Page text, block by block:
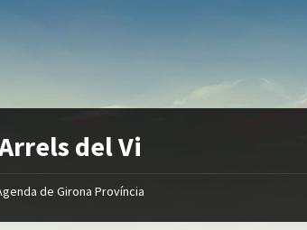
del Vi
de Girona Província